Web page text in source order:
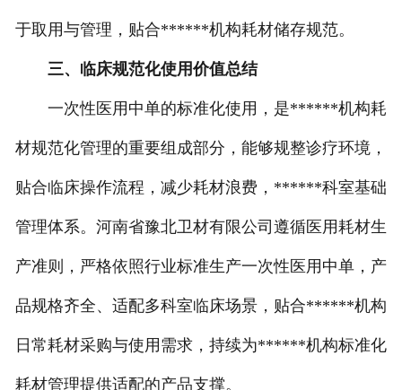
于取用与管理，贴合******机构耗材储存规范。
三、临床规范化使用价值总结
一次性医用中单的标准化使用，是******机构耗
材规范化管理的重要组成部分，能够规整诊疗环境，
贴合临床操作流程，减少耗材浪费，******科室基础
管理体系。河南省豫北卫材有限公司遵循医用耗材生
产准则，严格依照行业标准生产一次性医用中单，产
品规格齐全、适配多科室临床场景，贴合******机构
日常耗材采购与使用需求，持续为******机构标准化
耗材管理提供适配的产品支撑。